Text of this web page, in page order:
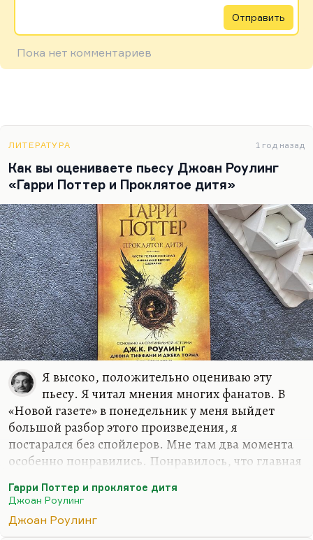
Отправить
Пока нет комментариев
ЛИТЕРАТУРА 1 год назад
Как вы оцениваете пьесу Джоан Роулинг
«Гарри Поттер и Проклятое дитя»
Я высоко, положительно оцениваю эту
пьесу. Я читал мнения многих фанатов. В
«Новой газете» в понедельник у меня выйдет
большой разбор этого произведения, я
постарался без спойлеров. Мне там два момента
особенно понравились. Понравилось, что главная
Миледи не было. Не сочтите это за спойлер, это
для меня важно. Ну и потом, какие спойлеры?
Всё это давно напечатано в Сети.
Гарри Поттер и проклятое дитя
Джоан Роулинг
Джоан Роулинг